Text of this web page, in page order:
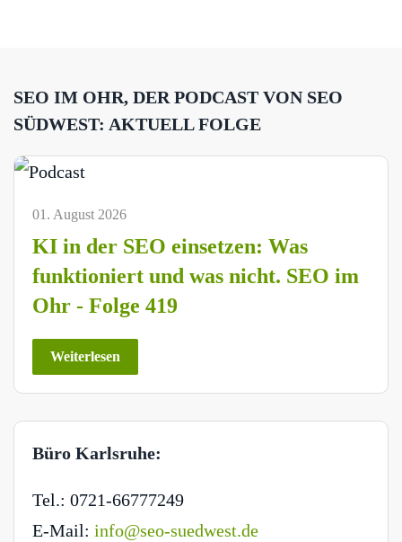
SEO IM OHR, DER PODCAST VON SEO
SÜDWEST: AKTUELL FOLGE
01. August 2026
KI in der SEO einsetzen: Was
funktioniert und was nicht. SEO im
Ohr - Folge 419
Weiterlesen
Büro Karlsruhe:
Tel.: 0721-66777249
E-Mail: info@seo-suedwest.de